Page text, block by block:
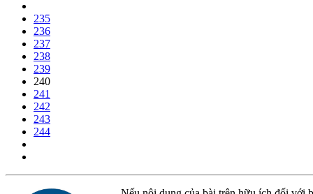
235
236
237
238
239
240
241
242
243
244